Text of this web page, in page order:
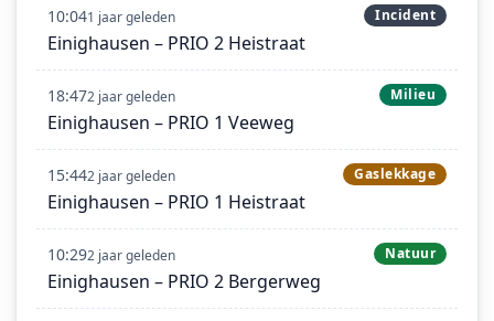
10:041 jaar geleden Incident
Einighausen – PRIO 2 Heistraat
18:472 jaar geleden Milieu
Einighausen – PRIO 1 Veeweg
15:442 jaar geleden Gaslekkage
Einighausen – PRIO 1 Heistraat
10:292 jaar geleden Natuur
Einighausen – PRIO 2 Bergerweg